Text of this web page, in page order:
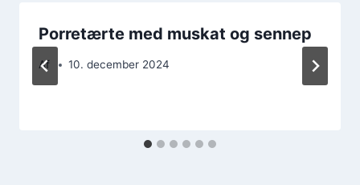
Porretærte med muskat og sennep
Af 10. december 2024